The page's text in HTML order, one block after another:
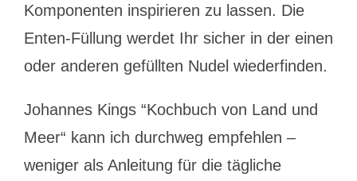
Komponenten inspirieren zu lassen. Die
Enten-Füllung werdet Ihr sicher in der einen
oder anderen gefüllten Nudel wiederfinden.
Johannes Kings “Kochbuch von Land und
Meer“ kann ich durchweg empfehlen –
weniger als Anleitung für die tägliche